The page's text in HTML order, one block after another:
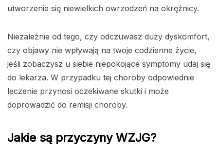
utworzenie się niewielkich owrzodzeń na okrężnicy.
Niezależnie od tego, czy odczuwasz duży dyskomfort,
czy objawy nie wpływają na twoje codzienne życie,
jeśli zobaczysz u siebie niepokojące symptomy udaj się
do lekarza. W przypadku tej choroby odpowiednie
leczenie przynosi oczekiwane skutki i może
doprowadzić do remisji choroby.
Jakie są przyczyny WZJG?